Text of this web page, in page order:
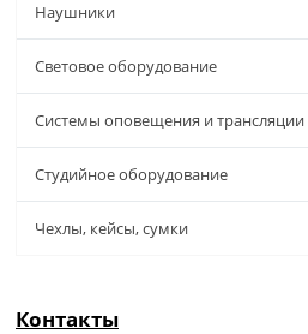
Наушники
Световое оборудование
Системы оповещения и трансляции
Студийное оборудование
Чехлы, кейсы, сумки
Контакты